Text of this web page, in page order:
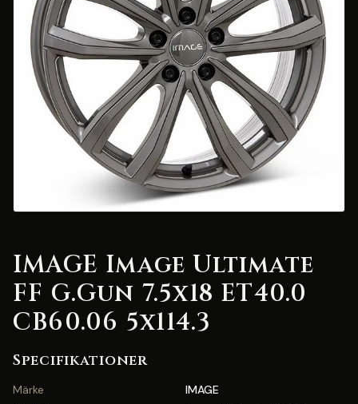
IMAGE Image Ultimate
FF G.Gun 7.5x18 ET40.0
CB60.06 5x114.3
Specifikationer
Märke
IMAGE